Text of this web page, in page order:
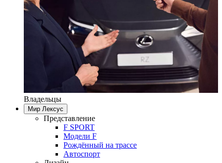
Владельцы
Мир Лексус
Представление
F SPORT
Модели F
Рождённый на трассе
Автоспорт